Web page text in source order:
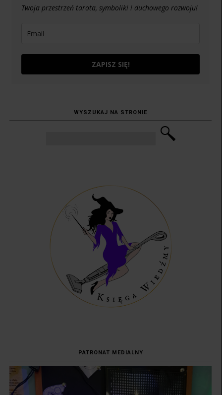
Twoja przestrzeń tarota, symboliki i duchowego rozwoju!
ZAPISZ SIĘ!
WYSZUKAJ NA STRONIE
PATRONAT MEDIALNY